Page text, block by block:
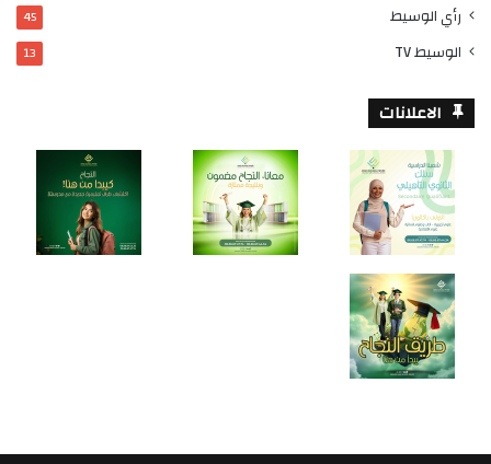
رأي الوسيط 45
الوسيط TV 13
الاعلانات